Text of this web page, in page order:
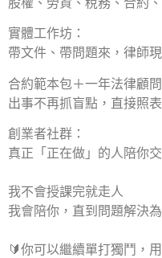
實體工作坊：
帶文件、帶問題來，律師
合約範本包＋一年法律顧問
出事不再抓盲點，直接照
創業者社群：
真正「正在做」的人陪你
我不會授課完就走人
我會陪你，直到問題解決為
🔰你可以繼續單打獨鬥，